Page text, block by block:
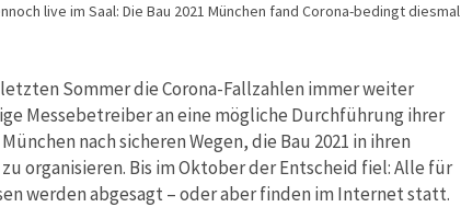
live im Saal: Die Bau 2021 München fand Corona-bedingt diesmal
Sommer die Corona-Fallzahlen immer weiter
Messebetreiber an eine mögliche Durchführung ihrer
nach sicheren Wegen, die Bau 2021 in ihren
organisieren. Bis im Oktober der Entscheid fiel: Alle für
werden abgesagt – oder aber finden im Internet statt.